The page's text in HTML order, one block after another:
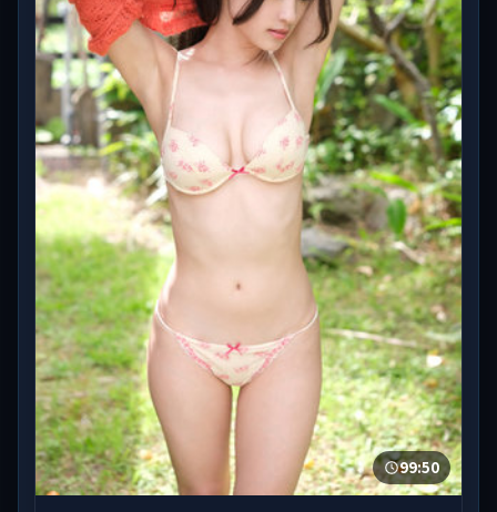
99:50